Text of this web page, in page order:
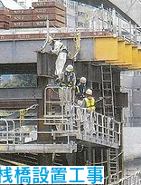
橋設置工事